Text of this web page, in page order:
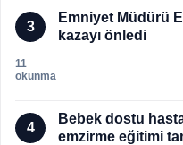
3
Emniyet Müdürü
kazayı önledi
11
okunma
4
Bebek dostu
emzirme eğitimi